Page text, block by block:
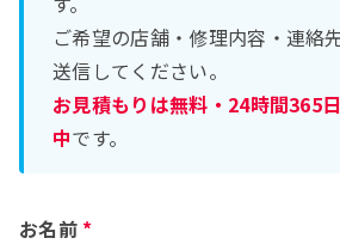
ご希望の店舗・修理内容・連絡
送信してください。
お見積もりは無料・24時間365
中です。
お名前 *